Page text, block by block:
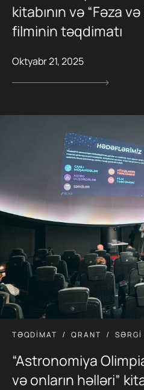
kitabının və “Fəza
filminin təqdimatı
Oktyabr 21, 2025
TƏQDIMAT QRANT SƏRGI
“Astronomiya
və onların həlləri”